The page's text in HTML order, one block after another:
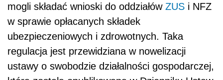
mogli składać wnioski do oddziałów ZUS i NFZ
w sprawie opłacanych składek
ubezpieczeniowych i zdrowotnych. Taka
regulacja jest przewidziana w nowelizacji
ustawy o swobodzie działalności gospodarczej,